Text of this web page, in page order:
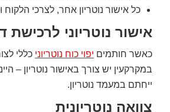
כל אישור נוטריון אחר, לצרכי
אישור נוטריוני לרכישת
כאשר חותמים יפוי כוח נוטריוני כללי
במקרקעין יש צורך באישור נוטריון –
ייחתם במעמד נוטריון.
צוואה נוטריונית